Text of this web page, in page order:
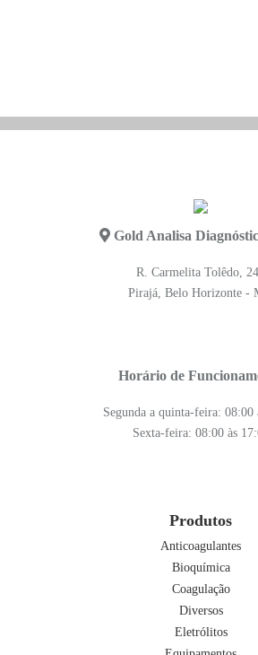
Gold Analisa
R. Carmelita Tolêdo,
Pirajá, Belo Horizonte -
Horário de
Segunda a quinta-feira: 08:00
Sexta-feira: 08:00 às
Produtos
Anticoagulantes
Bioquímica
Coagulação
Diversos
Eletrólitos